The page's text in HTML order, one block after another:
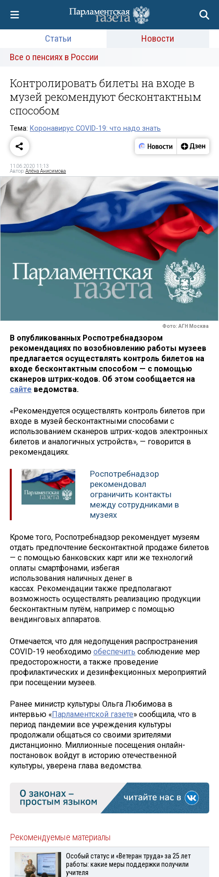
Статьи
Новости
Все о пенсиях в России
Контролировать билеты на входе в
музей рекомендуют бесконтактным
способом
Тема: Коронавирус COVID-19: что надо знать
11.06.2020 11:13
Автор:Алёна Анисимова
Фото: АГН Москва
В опубликованных Роспотребнадзором
рекомендациях по возобновлению работы музеев
предлагается осуществлять контроль билетов на
входе бесконтактным способом — с помощью
сканеров штрих-кодов. Об этом сообщается на
сайте ведомства.
«Рекомендуется осуществлять контроль билетов при
входе в музей бесконтактными способами с
использованием сканеров штрих-кодов электронных
билетов и аналогичных устройств», — говорится в
рекомендациях.
Роспотребнадзор
рекомендовал
ограничить контакты
между сотрудниками в
музеях
Кроме того, Роспотребнадзор рекомендует музеям
отдать предпочтение бесконтактной продаже билетов
— с помощью банковских карт или же технологий
оплаты смартфонами, избегая
использования наличных денег в
кассах. Рекомендации также предполагают
возможность осуществлять реализацию продукции
бесконтактным путём, например с помощью
вендинговых аппаратов.
Отмечается, что для недопущения распространения
COVID-19 необходимо обеспечить соблюдение мер
предосторожности, а также проведение
профилактических и дезинфекционных мероприятий
при посещении музеев.
Ранее министр культуры Ольга Любимова в
интервью «Парламентской газете» сообщила, что в
период пандемии все учреждения культуры
продолжали общаться со своими зрителями
дистанционно. Миллионные посещения онлайн-
постановок войдут в историю отечественной
культуры, уверена глава ведомства.
Рекомендуемые материалы
Особый статус и «Ветеран труда» за 25 лет
работы: какие меры поддержки получили
учителя